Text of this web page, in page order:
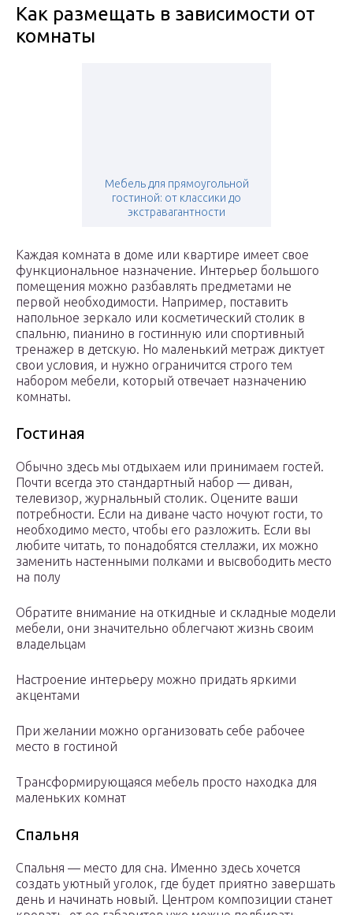
Как размещать в зависимости от
комнаты
Мебель для прямоугольной
гостиной: от классики до
экстравагантности
Каждая комната в доме или квартире имеет свое
функциональное назначение. Интерьер большого
помещения можно разбавлять предметами не
первой необходимости. Например, поставить
напольное зеркало или косметический столик в
спальню, пианино в гостинную или спортивный
тренажер в детскую. Но маленький метраж диктует
свои условия, и нужно ограничится строго тем
набором мебели, который отвечает назначению
комнаты.
Гостиная
Обычно здесь мы отдыхаем или принимаем гостей.
Почти всегда это стандартный набор — диван,
телевизор, журнальный столик. Оцените ваши
потребности. Если на диване часто ночуют гости, то
необходимо место, чтобы его разложить. Если вы
любите читать, то понадобятся стеллажи, их можно
заменить настенными полками и высвободить место
на полу
Обратите внимание на откидные и складные модели
мебели, они значительно облегчают жизнь своим
владельцам
Настроение интерьеру можно придать яркими
акцентами
При желании можно организовать себе рабочее
место в гостиной
Трансформирующаяся мебель просто находка для
маленьких комнат
Спальня
Спальня — место для сна. Именно здесь хочется
создать уютный уголок, где будет приятно завершать
день и начинать новый. Центром композиции станет